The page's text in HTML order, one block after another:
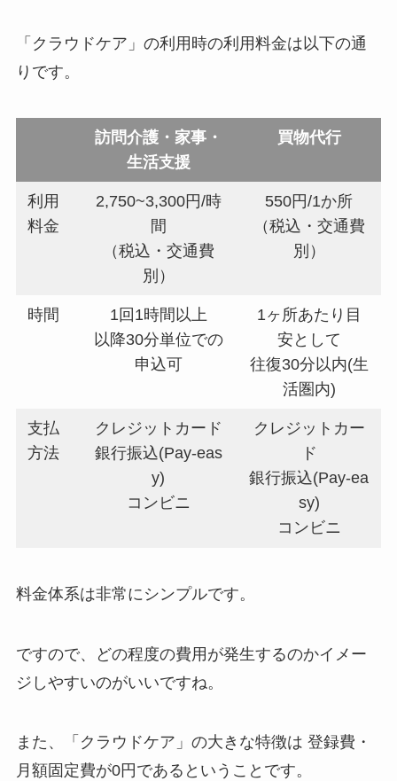
「クラウドケア」の利用時の利用料金は以下の通
りです。
訪問介護・家事・
生活支援
買物代行
利用
料金
2,750~3,300円/時
間
（税込・交通費
別）
550円/1か所
（税込・交通費
別）
時間
1回1時間以上
以降30分単位での
申込可
1ヶ所あたり目
安として
往復30分以内(生
活圏内)
支払
方法
クレジットカード
銀行振込(Pay-eas
y)
コンビニ
クレジットカー
ド
銀行振込(Pay-ea
sy)
コンビニ
料金体系は非常にシンプルです。
ですので、どの程度の費用が発生するのかイメー
ジしやすいのがいいですね。
また、「クラウドケア」の大きな特徴は 登録費・
月額固定費が0円であるということです。